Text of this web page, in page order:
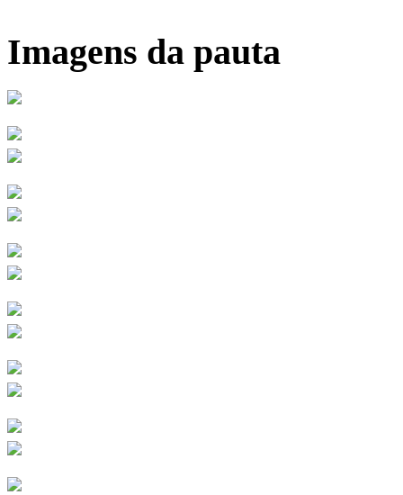
Imagens da pauta